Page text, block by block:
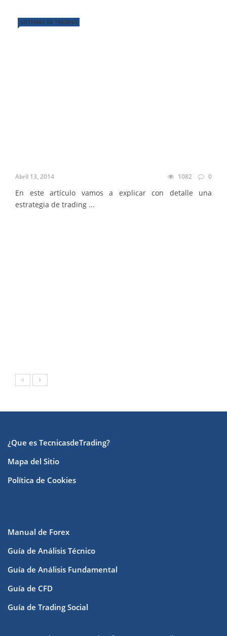
SISTEMAS DE TRADING
Abril 13, 2014 1082 0
En este artículo vamos a explicar con detalle una
estrategia de trading ...
¿Que es TecnicasdeTrading?
Mapa del Sitio
Política de Cookies
Manual de Forex
Guía de Análisis Técnico
Guía de Análisis Fundamental
Guía de CFD
Guía de Trading Social